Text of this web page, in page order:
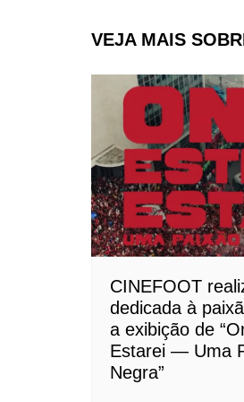
Post
VEJA MAIS
CINEFOOT
dedicada à
a exibição de
Estarei — Uma
Negra”